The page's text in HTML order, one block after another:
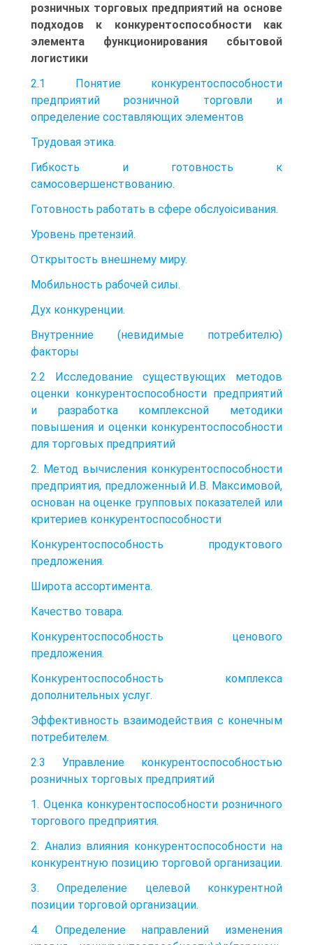
розничных торговых предприятий на основе
подходов к конкурентоспособности как
элемента функционирования сбытовой
логистики
2.1 Понятие конкурентоспособности
предприятий розничной торговли и
определение составляющих элементов
Трудовая этика.
Гибкость и готовность к
самосовершенствованию.
Готовность работать в сфере обслуоісивания.
Уровень претензий.
Открытость внешнему миру.
Мобильность рабочей силы.
Дух конкуренции.
Внутренние (невидимые потребителю)
факторы
2.2 Исследование существующих методов
оценки конкурентоспособности предприятий
и разработка комплексной методики
повышения и оценки конкурентоспособности
для торговых предприятий
2. Метод вычисления конкурентоспособности
предприятия, предложенный И.В. Максимовой,
основан на оценке групповых показателей или
критериев конкурентоспособности
Конкурентоспособность продуктового
предложения.
Широта ассортимента.
Качество товара.
Конкурентоспособность ценового
предложения.
Конкурентоспособность комплекса
дополнительных услуг.
Эффективность взаимодействия с конечным
потребителем.
2.3 Управление конкурентоспособностью
розничных торговых предприятий
1. Оценка конкурентоспособности розничного
торгового предприятия.
2. Анализ влияния конкурентоспособности на
конкурентную позицию торговой организации.
3. Определение целевой конкурентной
позиции торговой организации.
4. Определение направлений изменения